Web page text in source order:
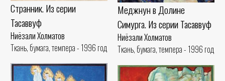
Странник. Из серии
Тасаввуф
Ниёзали Холматов
Ткань, бумага, темпера - 1996 год
Меджнун в Долине
Симурга. Из серии Тасаввуф
Ниёзали Холматов
Ткань, бумага, темпера - 1996 год